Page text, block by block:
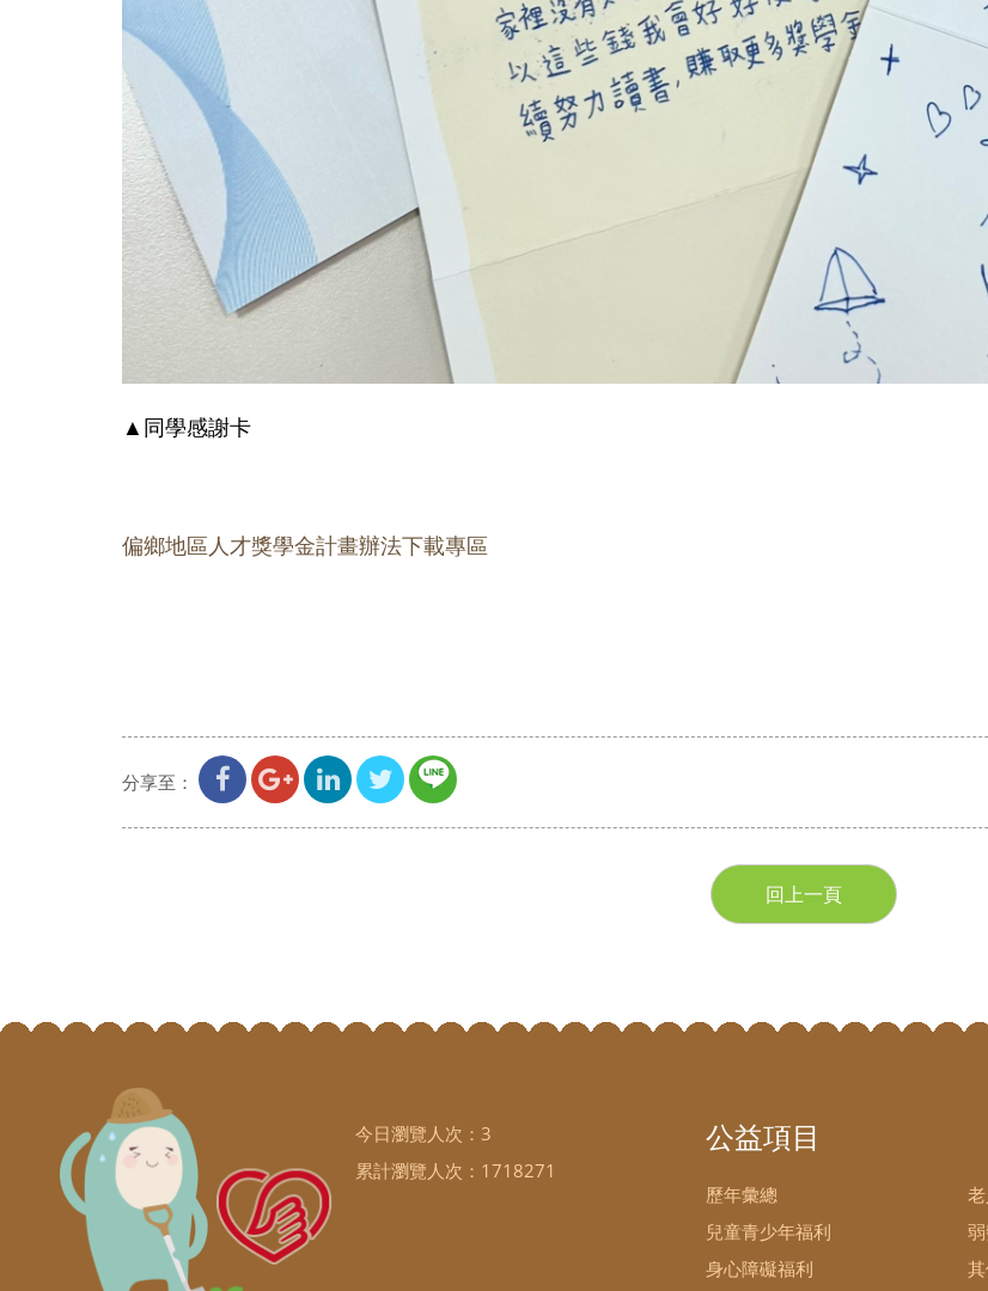
▲同學感謝卡
偏鄉地區人才獎學金計畫辦法下載專區
分享至：
回上一頁
今日瀏覽人次： 3
累計瀏覽人次： 1718271
公益項目
歷年彙總
兒童青少年福利
身心障礙福利